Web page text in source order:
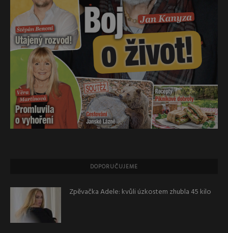
DOPORUČUJEME
Zpěvačka Adele: kvůli úzkostem zhubla 45 kilo